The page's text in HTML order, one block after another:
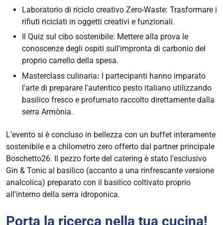
Laboratorio di riciclo creativo Zero-Waste: Trasformare i
rifiuti riciclati in oggetti creativi e funzionali.
Il Quiz sul cibo sostenibile: Mettere alla prova le
conoscenze degli ospiti sull'impronta di carbonio del
proprio carrello della spesa.
Masterclass culinaria: I partecipanti hanno imparato
l'arte di preparare l'autentico pesto italiano utilizzando
basilico fresco e profumato raccolto direttamente dalla
serra Armònia.
L'evento si è concluso in bellezza con un buffet interamente
sostenibile e a chilometro zero offerto dal partner principale
Boschetto26. Il pezzo forte del catering è stato l'esclusivo
Gin & Tonic al basilico (accanto a una rinfrescante versione
analcolica) preparato con il basilico coltivato proprio
all'interno della serra idroponica.
Porta la ricerca nella tua cucina!